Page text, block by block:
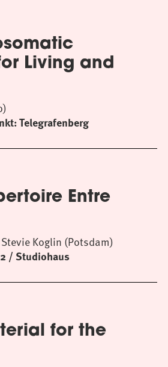
Living and
Telegrafenberg
Entre
/ Studiohaus
Koglin (Potsdam)
for the